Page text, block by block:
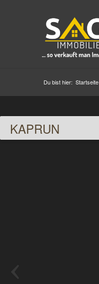
Du bist hier: Startseite
KAPRUN